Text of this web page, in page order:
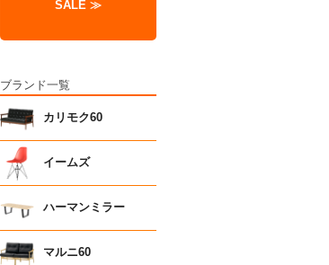
SALE ≫
ブランド一覧
カリモク60
イームズ
ハーマンミラー
マルニ60